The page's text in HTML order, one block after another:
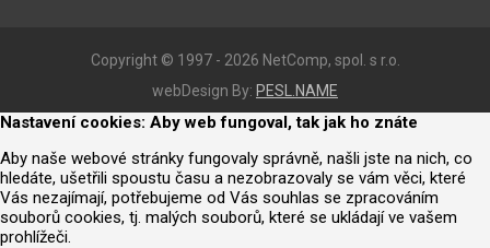
Copyright © 1997 - 2026 NetComp, spol. s r.o.
webDesign By: PESL.NAME
Nastavení cookies: Aby web fungoval, tak jak ho znáte
Aby naše webové stránky fungovaly správně, našli jste na nich, co
hledáte, ušetřili spoustu času a nezobrazovaly se vám věci, které
Vás nezajímají, potřebujeme od Vás souhlas se zpracováním
souborů cookies, tj. malých souborů, které se ukládají ve vašem
prohlížeči.